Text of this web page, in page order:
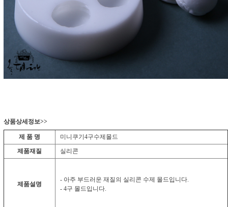
상품상세정보>>
제 품 명
미니쿠기4구수제몰드
제품재질
실리콘
제품설명
- 아주 부드러운 재질의 실리콘 수제 몰드입니다.
- 4구 몰드입니다.